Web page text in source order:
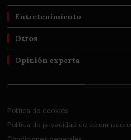
Entretenimiento
Otros
Opinión experta
Política de cookies
Política de privacidad de columnacero